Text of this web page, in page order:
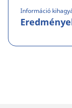
Információ